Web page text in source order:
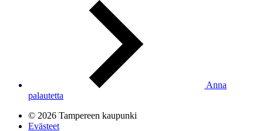
Anna
palautetta
© 2026 Tampereen kaupunki
Evästeet